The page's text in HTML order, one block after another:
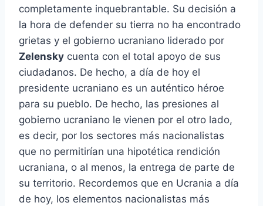
completamente inquebrantable. Su decisión a
la hora de defender su tierra no ha encontrado
grietas y el gobierno ucraniano liderado por
Zelensky cuenta con el total apoyo de sus
ciudadanos. De hecho, a día de hoy el
presidente ucraniano es un auténtico héroe
para su pueblo. De hecho, las presiones al
gobierno ucraniano le vienen por el otro lado,
es decir, por los sectores más nacionalistas
que no permitirían una hipotética rendición
ucraniana, o al menos, la entrega de parte de
su territorio. Recordemos que en Ucrania a día
de hoy, los elementos nacionalistas más